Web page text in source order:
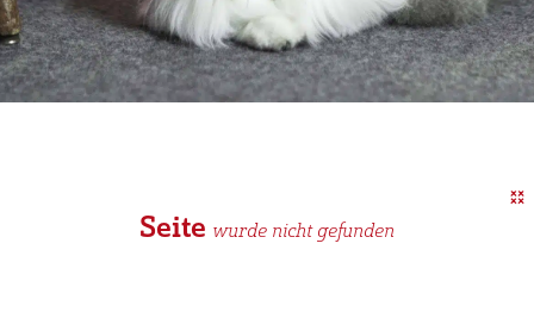
Seite wurde nicht gefunden